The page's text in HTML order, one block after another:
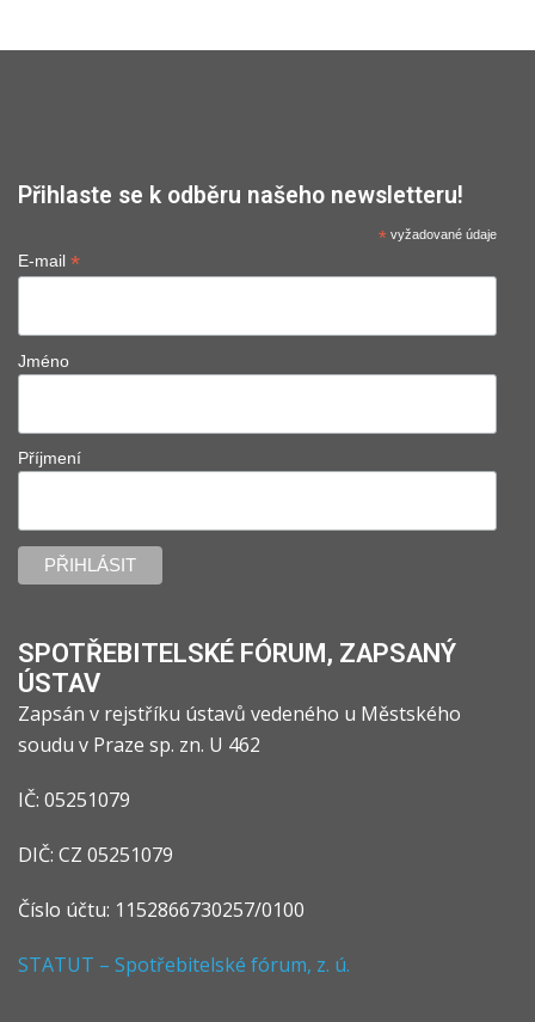
Přihlaste se k odběru našeho newsletteru!
* vyžadované údaje
E-mail *
Jméno
Příjmení
SPOTŘEBITELSKÉ FÓRUM, ZAPSANÝ
ÚSTAV
Zapsán v rejstříku ústavů vedeného u Městského
soudu v Praze sp. zn. U 462
IČ: 05251079
DIČ: CZ 05251079
Číslo účtu: 1152866730257/0100
STATUT – Spotřebitelské fórum, z. ú.